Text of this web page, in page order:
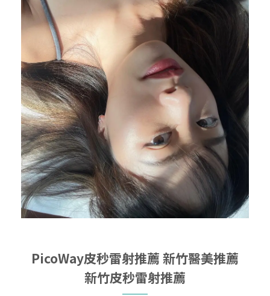
PicoWay皮秒雷射推薦 新竹醫美推薦
新竹皮秒雷射推薦